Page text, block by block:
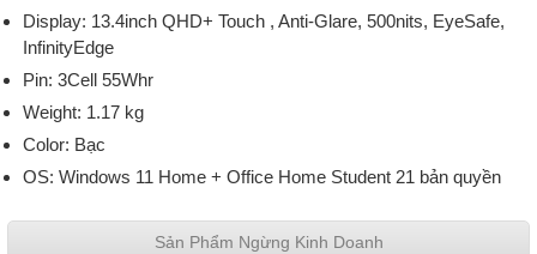
Display: 13.4inch QHD+ Touch , Anti-Glare, 500nits, EyeSafe,
InfinityEdge
Pin: 3Cell 55Whr
Weight: 1.17 kg
Color: Bạc
OS: Windows 11 Home + Office Home Student 21 bản quyền
Sản Phẩm Ngừng Kinh Doanh